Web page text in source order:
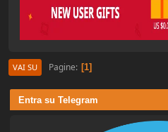
Entra su Telegram
VAI SU Pagine 1